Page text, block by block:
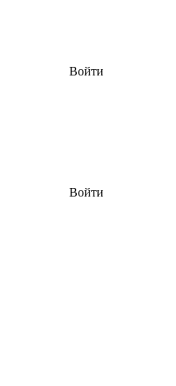
Войти
Войти